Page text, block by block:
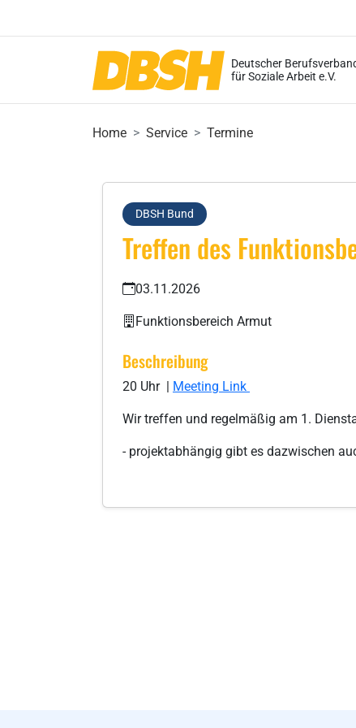
Deutscher
für Soziale Arbeit e.V.
Home Service Termine
DBSH Bund
Treffen des
03.11.2026
Funktionsbereich Armut
Beschreibung
20 Uhr | Meeting Link
Wir treffen und regelmäßig am 1.
- projektabhängig gibt es dazwischen